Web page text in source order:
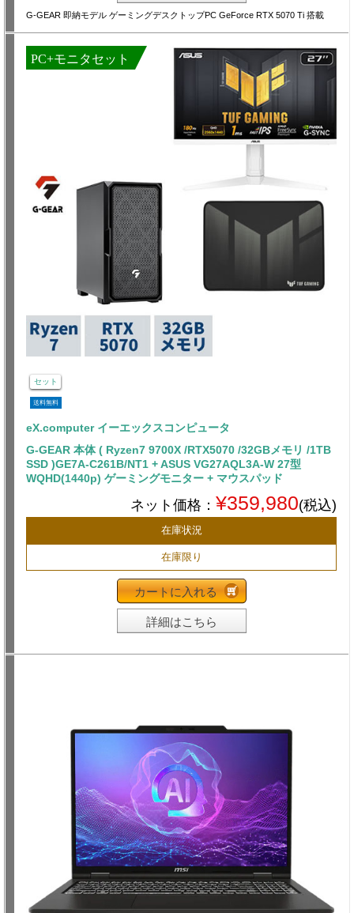
G-GEAR 即納モデル ゲーミングデスクトップPC GeForce RTX 5070 Ti 搭載
PC+モニタセット
セット
送料無料
eX.computer イーエックスコンピュータ
G-GEAR 本体 ( Ryzen7 9700X /RTX5070 /32GBメモリ /1TB
SSD )GE7A-C261B/NT1 + ASUS VG27AQL3A-W 27型
WQHD(1440p) ゲーミングモニター + マウスパッド
ネット価格： ¥359,980(税込)
在庫状況
在庫限り
カートに入れる
詳細はこちら